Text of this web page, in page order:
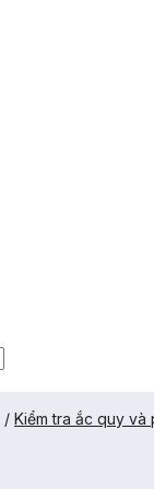
/ Kiểm tra ắc quy và